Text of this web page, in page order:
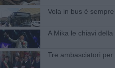
​Vola in bus è
A Mika le chiavi della
Tre ambasciatori